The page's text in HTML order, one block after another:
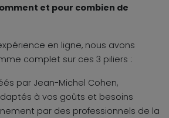
et pour combien de
en ligne, nous avons
complet sur ces 3 piliers :
par Jean-Michel Cohen,
à vos goûts et besoins
par des professionnels de la